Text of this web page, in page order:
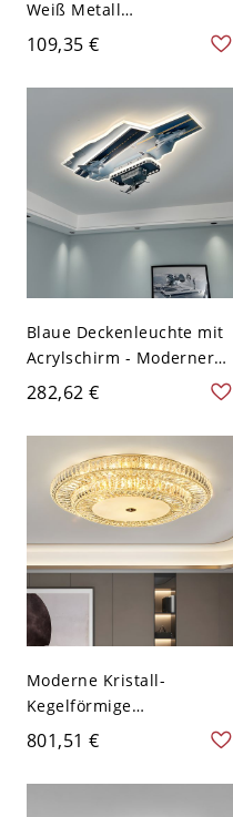
Weiß Metall
Deckenleuchte mit klarem
Glasschirm - 110V-120V
Schichtung
109,35 €
Blaue Deckenleuchte mit
Acrylschirm - Moderner
Stil für den Wohnbereich
- 110V-120V
282,62 €
Moderne Kristall-
Kegelförmige
Deckenleuchte mit klarem
Schirm - 110V-120V 80,01
cm
801,51 €